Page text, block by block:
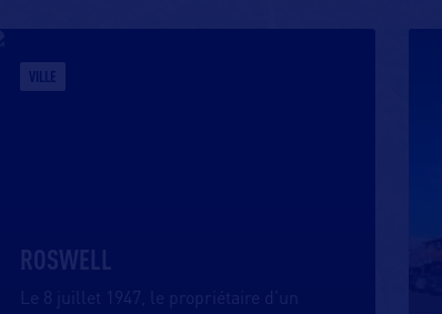
VILLE
ROSWELL
Le 8 juillet 1947, le propriétaire d’un